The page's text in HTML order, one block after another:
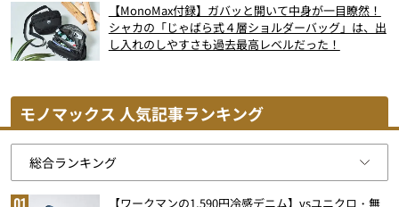
【MonoMax付録】ガバッと開いて中身が一目瞭然！
シャカの「じゃばら式４層ショルダーバッグ」は、出
し入れのしやすさも過去最高レベルだった！
モノマックス 人気記事ランキング
【ワークマンの1,590円冷感デニム】vsユニクロ・無